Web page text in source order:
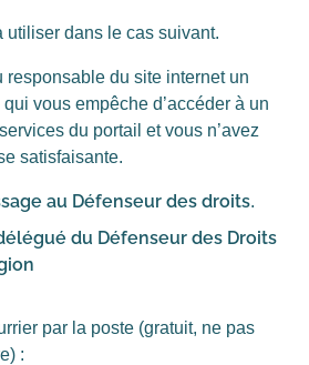
utiliser dans le cas suivant.
responsable du site internet un
vous empêche d’accéder à un
du portail et vous n’avez
satisfaisante.
au Défenseur des droits.
du Défenseur des Droits
par la poste (gratuit, ne pas
: